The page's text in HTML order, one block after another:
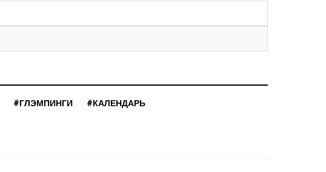
#ГЛЭМПИНГИ #КАЛЕНДАРЬ